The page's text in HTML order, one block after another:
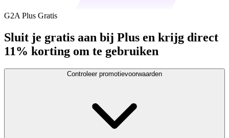
G2A Plus Gratis
Sluit je gratis aan bij Plus en krijg direct
11% korting om te gebruiken
Controleer promotievoorwaarden